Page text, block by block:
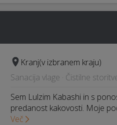
Kranj(v izbranem kraju)
Sanacija vlage · Čistilne
Sem Lulzim Kabashi in s
predanost kakovosti. Moje
Več